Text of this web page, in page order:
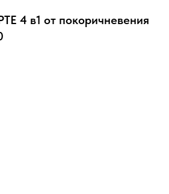
4 в1 от покоричневения